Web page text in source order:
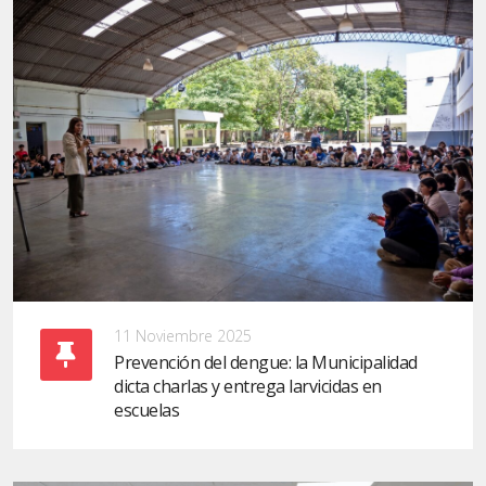
11 Noviembre 2025
Prevención del dengue: la Municipalidad
dicta charlas y entrega larvicidas en
escuelas